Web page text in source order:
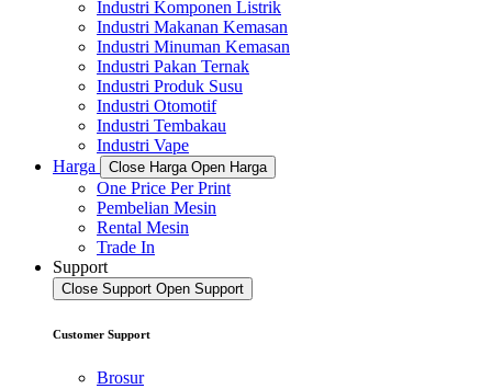
Industri Komponen Listrik
Industri Makanan Kemasan
Industri Minuman Kemasan
Industri Pakan Ternak
Industri Produk Susu
Industri Otomotif
Industri Tembakau
Industri Vape
Harga
Close Harga Open Harga
One Price Per Print
Pembelian Mesin
Rental Mesin
Trade In
Support
Close Support Open Support
Customer Support
Brosur